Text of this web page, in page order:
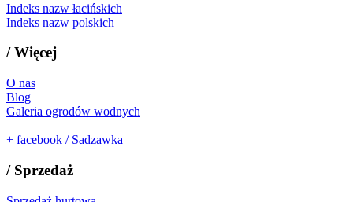
Indeks nazw łacińskich
Indeks nazw polskich
/Więcej
O nas
Blog
Galeria ogrodów wodnych
+ facebook / Sadzawka
/ Sprzedaż